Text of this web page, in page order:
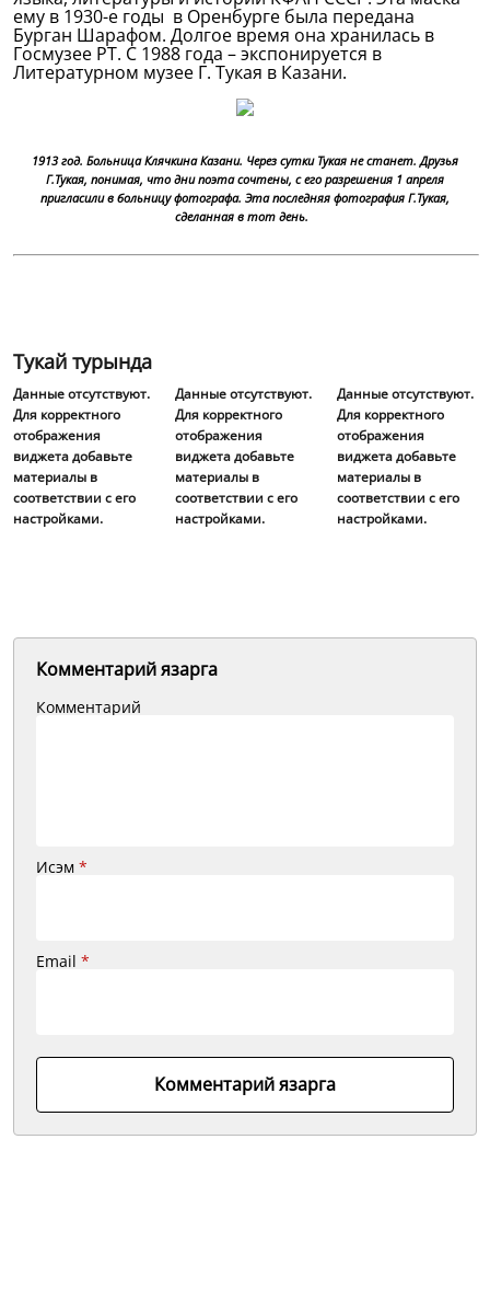
ему в 1930-е годы в Оренбурге была передана
Бурган Шарафом. Долгое время она хранилась в
Госмузее РТ. С 1988 года – экспонируется в
Литературном музее Г. Тукая в Казани.
1913 год. Больница Клячкина Казани. Через сутки Тукая не станет. Друзья
Г.Тукая, понимая, что дни поэта сочтены, с его разрешения 1 апреля
пригласили в больницу фотографа. Эта последняя фотография Г.Тукая,
сделанная в тот день.
Тукай турында
Данные отсутствуют.
Для корректного
отображения
виджета добавьте
материалы в
соответствии с его
настройками.
Данные отсутствуют.
Для корректного
отображения
виджета добавьте
материалы в
соответствии с его
настройками.
Данные отсутствуют.
Для корректного
отображения
виджета добавьте
материалы в
соответствии с его
настройками.
Комментарий язарга
Комментарий
Исэм *
Email *
Комментарий язарга